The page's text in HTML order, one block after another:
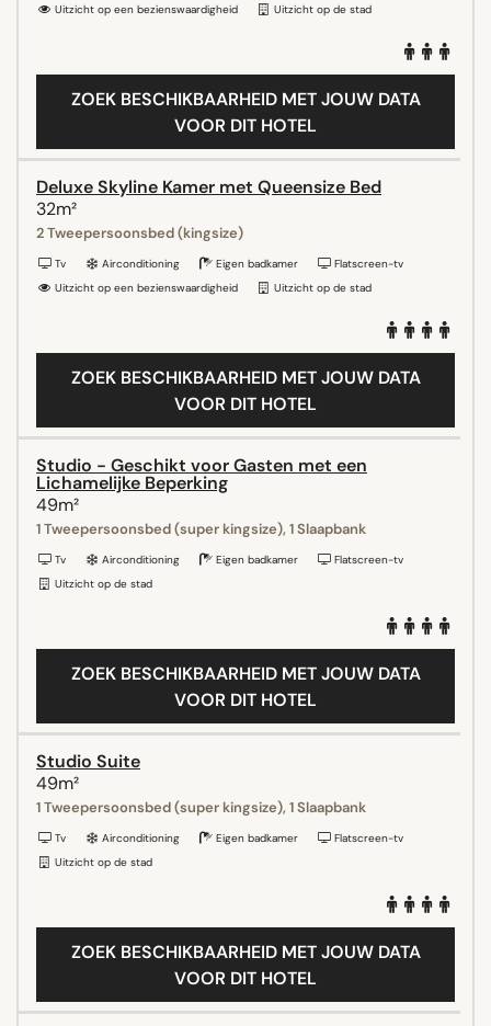
Uitzicht op een bezienswaardigheid
Uitzicht op de stad
ZOEK BESCHIKBAARHEID MET JOUW DATA
VOOR DIT HOTEL
Deluxe Skyline Kamer met Queensize Bed
32m²
2 Tweepersoonsbed (kingsize)
Tv Airconditioning Eigen badkamer
Flatscreen-tv
Uitzicht op een bezienswaardigheid
Uitzicht op de stad
ZOEK BESCHIKBAARHEID MET JOUW DATA
VOOR DIT HOTEL
Studio - Geschikt voor Gasten met een
Lichamelijke Beperking
49m²
1 Tweepersoonsbed (super kingsize), 1 Slaapbank
Tv Airconditioning Eigen badkamer
Flatscreen-tv
Uitzicht op de stad
ZOEK BESCHIKBAARHEID MET JOUW DATA
VOOR DIT HOTEL
Studio Suite
49m²
1 Tweepersoonsbed (super kingsize), 1 Slaapbank
Tv Airconditioning Eigen badkamer
Flatscreen-tv
Uitzicht op de stad
ZOEK BESCHIKBAARHEID MET JOUW DATA
VOOR DIT HOTEL